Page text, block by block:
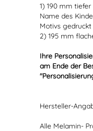
1) 190 mm
Name des
Motivs
2) 195 mm
Ihre
am Ende der
Hersteller-
Alle Melamin-